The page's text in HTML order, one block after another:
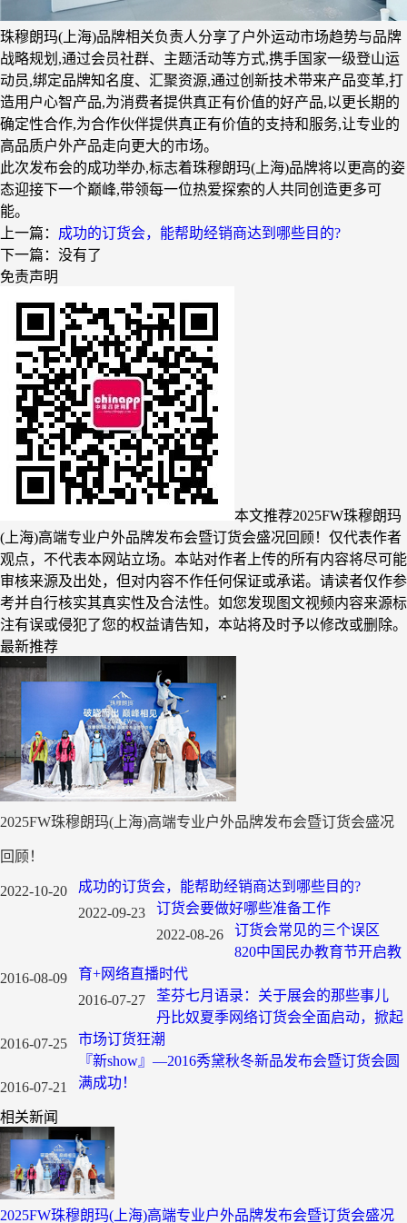
珠穆朗玛(上海)品牌相关负责人分享了户外运动市场趋势与品牌
战略规划,通过会员社群、主题活动等方式,携⼿国家⼀级登⼭运
动员,绑定品牌知名度、汇聚资源,通过创新技术带来产品变革,打
造用户心智产品,为消费者提供真正有价值的好产品,以更长期的
确定性合作,为合作伙伴提供真正有价值的支持和服务,让专业的
高品质户外产品走向更大的市场。
此次发布会的成功举办,标志着珠穆朗玛(上海)品牌将以更高的姿
态迎接下一个巅峰,带领每一位热爱探索的人共同创造更多可
能。
上一篇： 成功的订货会，能帮助经销商达到哪些目的?
下一篇：没有了
免责声明
本文推荐​2025FW珠穆朗玛
(上海)高端专业户外品牌发布会暨订货会盛况回顾！仅代表作者
观点，不代表本网站立场。本站对作者上传的所有内容将尽可能
审核来源及出处，但对内容不作任何保证或承诺。请读者仅作参
考并自行核实其真实性及合法性。如您发现图文视频内容来源标
注有误或侵犯了您的权益请告知，本站将及时予以修改或删除。
最新推荐
​2025FW珠穆朗玛(上海)高端专业户外品牌发布会暨订货会盛况
回顾！
成功的订货会，能帮助经销商达到哪些目的?
2022-10-20
订货会要做好哪些准备工作
2022-09-23
订货会常见的三个误区
2022-08-26
820中国民办教育节开启教
育+网络直播时代
2016-08-09
荃芬七月语录：关于展会的那些事儿
2016-07-27
丹比奴夏季网络订货会全面启动，掀起
市场订货狂潮
2016-07-25
『新show』—2016秀黛秋冬新品发布会暨订货会圆
满成功！
2016-07-21
相关新闻
​2025FW珠穆朗玛(上海)高端专业户外品牌发布会暨订货会盛况